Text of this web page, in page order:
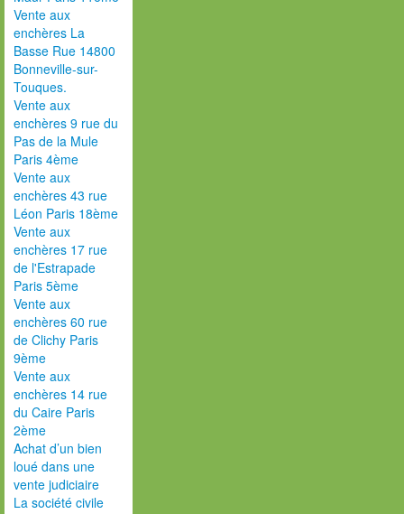
Vente aux
enchères La
Basse Rue 14800
Bonneville-sur-
Touques.
Vente aux
enchères 9 rue du
Pas de la Mule
Paris 4ème
Vente aux
enchères 43 rue
Léon Paris 18ème
Vente aux
enchères 17 rue
de l'Estrapade
Paris 5ème
Vente aux
enchères 60 rue
de Clichy Paris
9ème
Vente aux
enchères 14 rue
du Caire Paris
2ème
Achat d’un bien
loué dans une
vente judiciaire
La société civile